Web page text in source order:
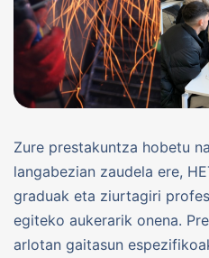
Zure prestakuntza hobetu
langabezian zaudela ere,
graduak eta ziurtagiri
egiteko aukerarik onena.
arlotan gaitasun